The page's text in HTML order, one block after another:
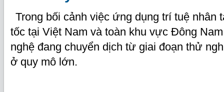
Trong bối cảnh việc ứng dụng trí tuệ nhân
tốc tại Việt Nam và toàn khu vực Đông
nghệ đang chuyển dịch từ giai đoạn thử
ở quy mô lớn.